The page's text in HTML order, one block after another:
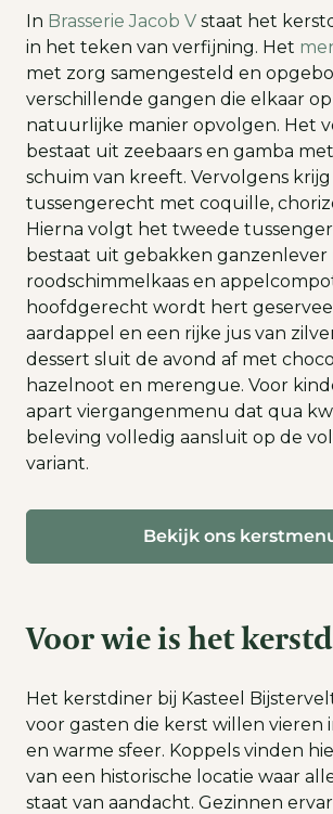
In Brasserie Jacob V staat het
in het teken van verfijning. Het
met zorg samengesteld en
verschillende gangen die elkaar
natuurlijke manier opvolgen. Het
bestaat uit zeebaars en gamba
schuim van kreeft. Vervolgens
tussengerecht met coquille,
Hierna volgt het tweede
bestaat uit gebakken ganzenlever
roodschimmelkaas en
hoofdgerecht wordt hert
aardappel en een rijke jus van
dessert sluit de avond af met
hazelnoot en merengue. Voor
apart viergangenmenu dat qua
beleving volledig aansluit op de
variant.
Bekijk ons
Voor wie is het
Het kerstdiner bij Kasteel
voor gasten die kerst willen vieren
en warme sfeer. Koppels vinden
van een historische locatie waar
staat van aandacht. Gezinnen